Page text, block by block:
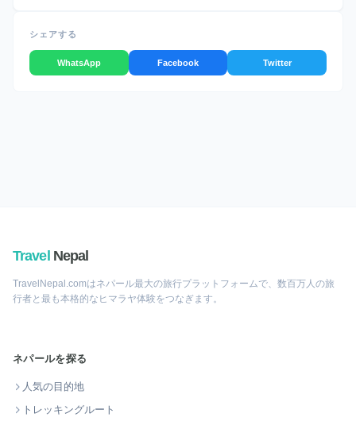
シェアする
WhatsApp Facebook Twitter
Travel Nepal
TravelNepal.comはネパール最大の旅行プラットフォームで、数百万人の旅
行者と最も本格的なヒマラヤ体験をつなぎます。
ネパールを探る
人気の目的地
トレッキングルート